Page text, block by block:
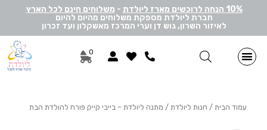
10% הנחה לרוכשים מארז ליולדת - משלוחים חינם לכל הארץ
חברת ליולדת מספקת משלוחים מהיום להיום
לאיזור השרון, גוש דן וערי המרכז מאשקלון ועד זכרון
0
עמוד הבית / חנות ליולדת / מתנה ליולדת – בייבי קייק פורח להולדת הבת